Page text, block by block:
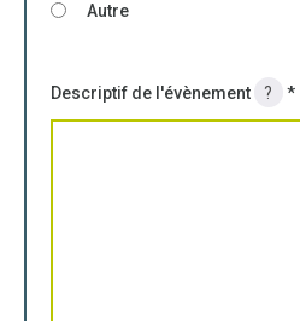
Autre
Descriptif de l'évènement ? *